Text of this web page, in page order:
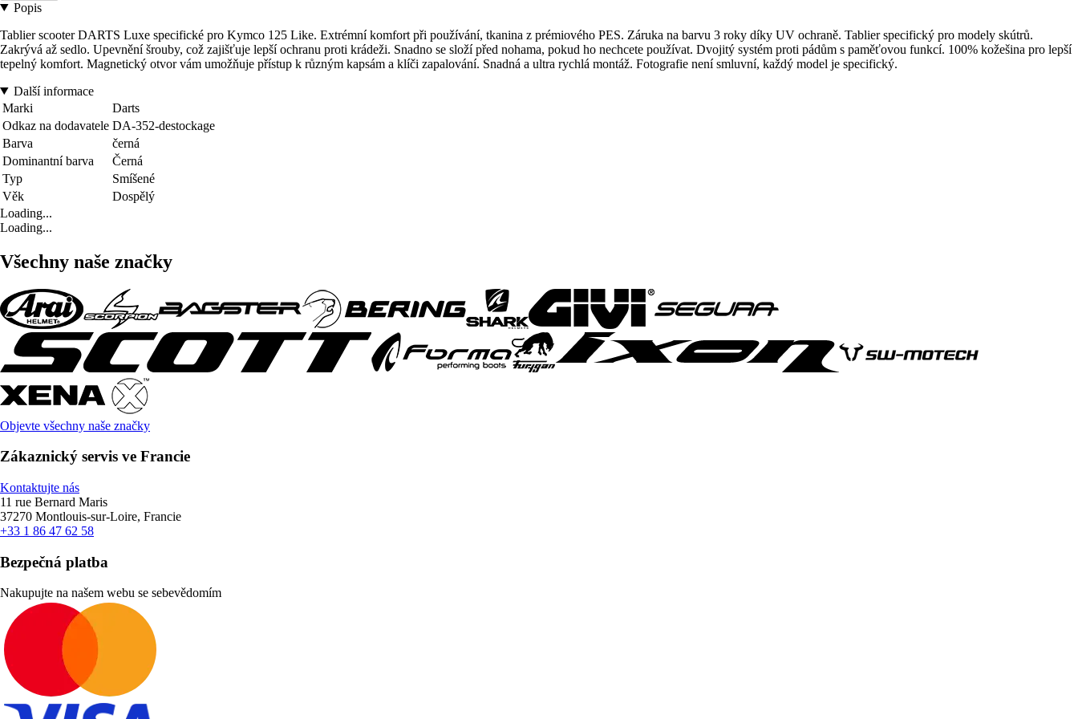
Popis
Tablier scooter DARTS Luxe specifické pro Kymco 125 Like. Extrémní komfort při používání, tkanina z prémiového PES. Záruka na barvu 3 roky díky UV ochraně. Tablier specifický pro modely skútrů.
Zakrývá až sedlo. Upevnění šrouby, což zajišťuje lepší ochranu proti krádeži. Snadno se složí před nohama, pokud ho nechcete používat. Dvojitý systém proti pádům s paměťovou funkcí. 100% kožešina pro lepší
tepelný komfort. Magnetický otvor vám umožňuje přístup k různým kapsám a klíči zapalování. Snadná a ultra rychlá montáž. Fotografie není smluvní, každý model je specifický.
Další informace
Marki
Darts
Odkaz na dodavatele DA-352-destockage
Barva
černá
Dominantní barva
Černá
Typ
Smíšené
Věk
Dospělý
Loading...
Loading...
Všechny naše značky
Objevte všechny naše značky
Zákaznický servis ve Francie
Kontaktujte nás
11 rue Bernard Maris
37270 Montlouis-sur-Loire, Francie
+33 1 86 47 62 58
Bezpečná platba
Nakupujte na našem webu se sebevědomím